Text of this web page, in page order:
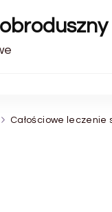
Całościowe